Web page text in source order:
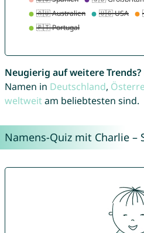
Neugierig auf weitere Trends?
Namen in Deutschland,
weltweitam beliebtesten sind.
Namens-Quiz mit Charlie –